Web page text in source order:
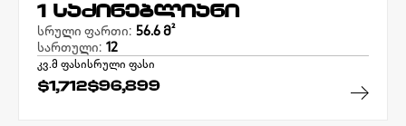
1 საძინებლიანი
სრული ფართი: 56.6 Მ²
სართული: 12
კვ.მ ფასი
$1,712
სრული ფასი
$96,899